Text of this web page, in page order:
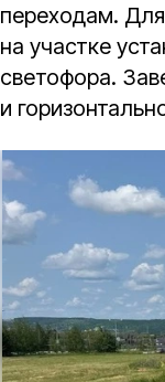
переходам.
на участке
светофора.
и